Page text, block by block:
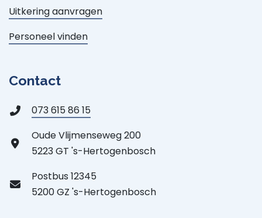
Uitkering aanvragen
Personeel vinden
Contact
073 615 86 15
Oude Vlijmenseweg 200
5223 GT 's-Hertogenbosch
Postbus 12345
5200 GZ 's-Hertogenbosch